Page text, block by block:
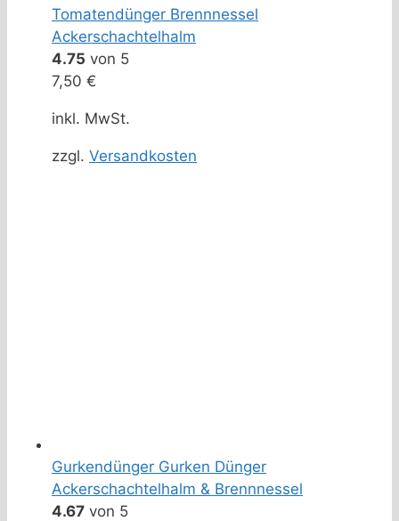
Tomatendünger Brennnessel
Ackerschachtelhalm
4.75 von 5
7,50 €
inkl. MwSt.
zzgl. Versandkosten
Gurkendünger Gurken Dünger
Ackerschachtelhalm & Brennnessel
4.67 von 5